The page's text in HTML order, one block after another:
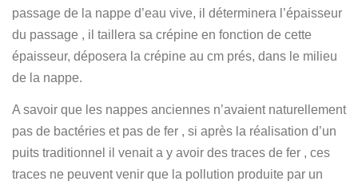
passage de la nappe d’eau vive, il déterminera l’épaisseur
du passage , il taillera sa crépine en fonction de cette
épaisseur, déposera la crépine au cm prés, dans le milieu
de la nappe.
A savoir que les nappes anciennes n’avaient naturellement
pas de bactéries et pas de fer , si après la réalisation d’un
puits traditionnel il venait a y avoir des traces de fer , ces
traces ne peuvent venir que la pollution produite par un